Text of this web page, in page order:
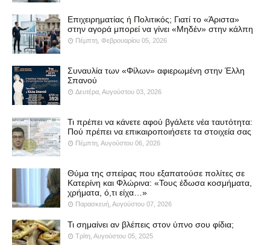
Επιχειρηματίας ή Πολιτικός; Γιατί το «Άριστα»
στην αγορά μπορεί να γίνει «Μηδέν» στην κάλπη
Πέμπτη, Φεβρουαρίου 05, 2026
Συναυλία των «Φίλων» αφιερωμένη στην Έλλη
Σπανού
Δευτέρα, Αυγούστου 03, 2026
Τι πρέπει να κάνετε αφού βγάλετε νέα ταυτότητα:
Πού πρέπει να επικαιροποιήσετε τα στοιχεία σας
Πέμπτη, Αυγούστου 06, 2026
Θύμα της σπείρας που εξαπατούσε πολίτες σε
Κατερίνη και Φλώρινα: «Τους έδωσα κοσμήματα,
χρήματα, ό,τι είχα…»
Παρασκευή, Αυγούστου 07, 2026
Τι σημαίνει αν βλέπεις στον ύπνο σου φίδια;
Τρίτη, Αυγούστου 05, 2025